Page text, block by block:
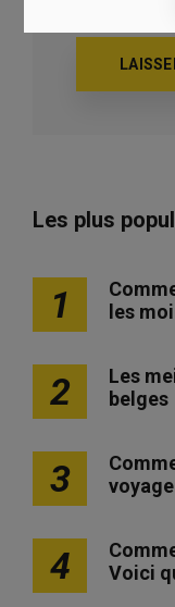
Les plus
1
les
2
Les
belges
3
4
Voici